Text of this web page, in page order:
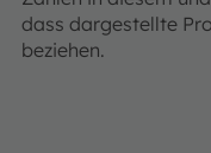
dass dargestellte
beziehen.